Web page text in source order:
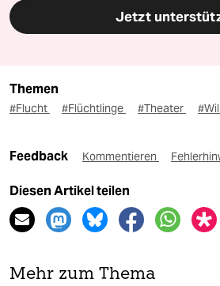
Jetzt
Themen
#Flucht #Flüchtlinge #Theater
Feedback Kommentieren
Diesen Artikel teilen
Mehr zum Thema